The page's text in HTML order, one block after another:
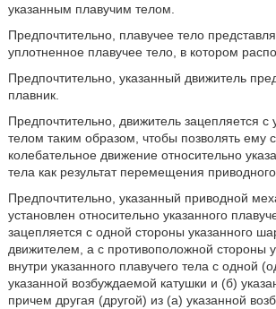
указанным плавучим телом.
Предпочтительно, плавучее тело
уплотненное плавучее тело, в котором
Предпочтительно, указанный движитель
плавник.
Предпочтительно, движитель зацепляется
телом таким образом, чтобы позволять ему
колебательное движение относительно
тела как результат перемещения
Предпочтительно, указанный приводной
установлен относительно указанного
зацепляется с одной стороны указанного
движителем, а с противоположной стороны
внутри указанного плавучего тела с одной
указанной возбуждаемой катушки и (б)
причем другая (другой) из (а) указанной